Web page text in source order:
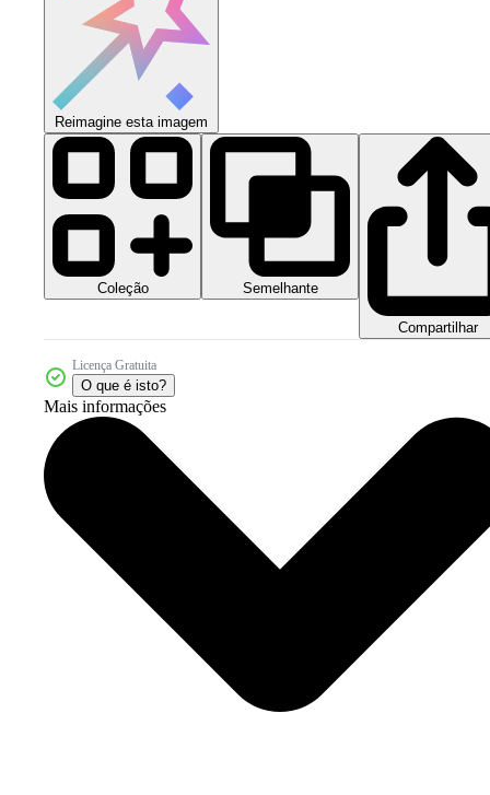
Reimagine esta imagem
Coleção Semelhante
Compartilhar
Licença Gratuita
O que é isto?
Mais informações